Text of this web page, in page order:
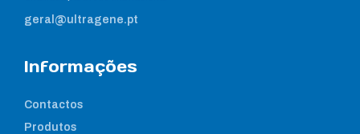
geral@ultragene.pt
Informações
Contactos
Produtos